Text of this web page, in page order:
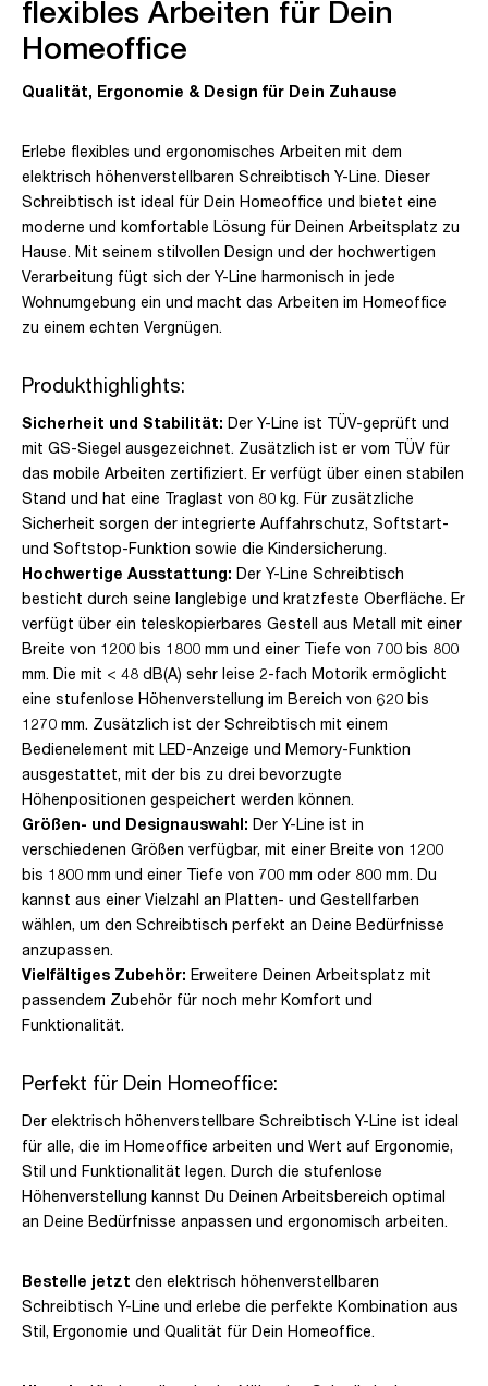
flexibles Arbeiten für Dein
Homeoffice
Qualität, Ergonomie & Design für Dein Zuhause
Erlebe flexibles und ergonomisches Arbeiten mit dem
elektrisch höhenverstellbaren Schreibtisch Y-Line. Dieser
Schreibtisch ist ideal für Dein Homeoffice und bietet eine
moderne und komfortable Lösung für Deinen Arbeitsplatz zu
Hause. Mit seinem stilvollen Design und der hochwertigen
Verarbeitung fügt sich der Y-Line harmonisch in jede
Wohnumgebung ein und macht das Arbeiten im Homeoffice
zu einem echten Vergnügen.
Produkthighlights:
Sicherheit und Stabilität: Der Y-Line ist TÜV-geprüft und
mit GS-Siegel ausgezeichnet. Zusätzlich ist er vom TÜV für
das mobile Arbeiten zertifiziert. Er verfügt über einen stabilen
Stand und hat eine Traglast von 80 kg. Für zusätzliche
Sicherheit sorgen der integrierte Auffahrschutz, Softstart-
und Softstop-Funktion sowie die Kindersicherung.
Hochwertige Ausstattung: Der Y-Line Schreibtisch
besticht durch seine langlebige und kratzfeste Oberfläche. Er
verfügt über ein teleskopierbares Gestell aus Metall mit einer
Breite von 1200 bis 1800 mm und einer Tiefe von 700 bis 800
mm. Die mit < 48 dB(A) sehr leise 2-fach Motorik ermöglicht
eine stufenlose Höhenverstellung im Bereich von 620 bis
1270 mm. Zusätzlich ist der Schreibtisch mit einem
Bedienelement mit LED-Anzeige und Memory-Funktion
ausgestattet, mit der bis zu drei bevorzugte
Höhenpositionen gespeichert werden können.
Größen- und Designauswahl: Der Y-Line ist in
verschiedenen Größen verfügbar, mit einer Breite von 1200
bis 1800 mm und einer Tiefe von 700 mm oder 800 mm. Du
kannst aus einer Vielzahl an Platten- und Gestellfarben
wählen, um den Schreibtisch perfekt an Deine Bedürfnisse
anzupassen.
Vielfältiges Zubehör: Erweitere Deinen Arbeitsplatz mit
passendem Zubehör für noch mehr Komfort und
Funktionalität.
Perfekt für Dein Homeoffice:
Der elektrisch höhenverstellbare Schreibtisch Y-Line ist ideal
für alle, die im Homeoffice arbeiten und Wert auf Ergonomie,
Stil und Funktionalität legen. Durch die stufenlose
Höhenverstellung kannst Du Deinen Arbeitsbereich optimal
an Deine Bedürfnisse anpassen und ergonomisch arbeiten.
Bestelle jetzt den elektrisch höhenverstellbaren
Schreibtisch Y-Line und erlebe die perfekte Kombination aus
Stil, Ergonomie und Qualität für Dein Homeoffice.